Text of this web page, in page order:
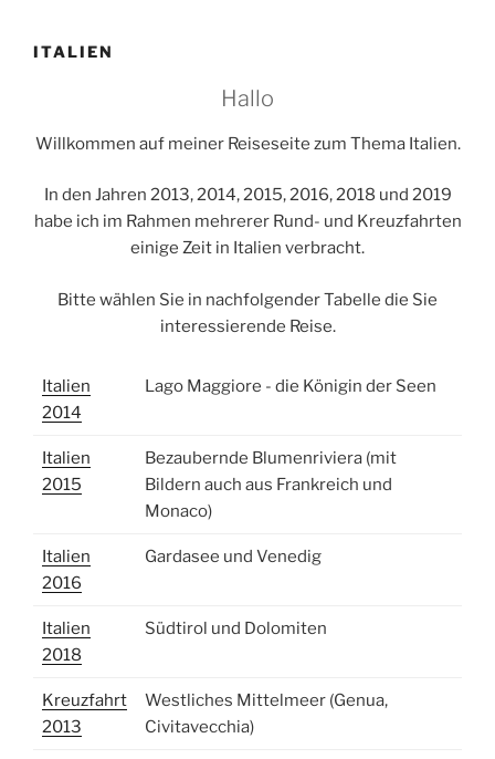
ITALIEN
Hallo
Willkommen auf meiner Reiseseite zum Thema Italien.
In den Jahren 2013, 2014, 2015, 2016, 2018 und 2019
habe ich im Rahmen mehrerer Rund- und Kreuzfahrten
einige Zeit in Italien verbracht.
Bitte wählen Sie in nachfolgender Tabelle die Sie
interessierende Reise.
Italien
2014
Lago Maggiore - die Königin der Seen
Italien
2015
Bezaubernde Blumenriviera (mit
Bildern auch aus Frankreich und
Monaco)
Italien
2016
Gardasee und Venedig
Italien
2018
Südtirol und Dolomiten
Kreuzfahrt
2013
Westliches Mittelmeer (Genua,
Civitavecchia)